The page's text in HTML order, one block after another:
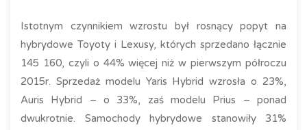
Istotnym czynnikiem wzrostu był rosnący popyt na
hybrydowe Toyoty i Lexusy, których sprzedano łącznie
145 160, czyli o 44% więcej niż w pierwszym półroczu
2015r. Sprzedaż modelu Yaris Hybrid wzrosła o 23%,
Auris Hybrid – o 33%, zaś modelu Prius – ponad
dwukrotnie. Samochody hybrydowe stanowiły 31%